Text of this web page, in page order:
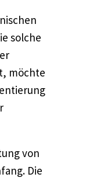
solche
möchte
von
Die